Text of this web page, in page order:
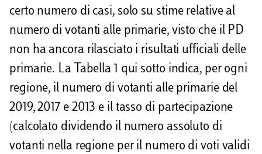
certo numero di casi, solo su stime relative al
numero di votanti alle primarie, visto che il PD
non ha ancora rilasciato i risultati ufficiali delle
primarie. La Tabella 1 qui sotto indica, per ogni
regione, il numero di votanti alle primarie del
2019, 2017 e 2013 e il tasso di partecipazione
(calcolato dividendo il numero assoluto di
votanti nella regione per il numero di voti validi